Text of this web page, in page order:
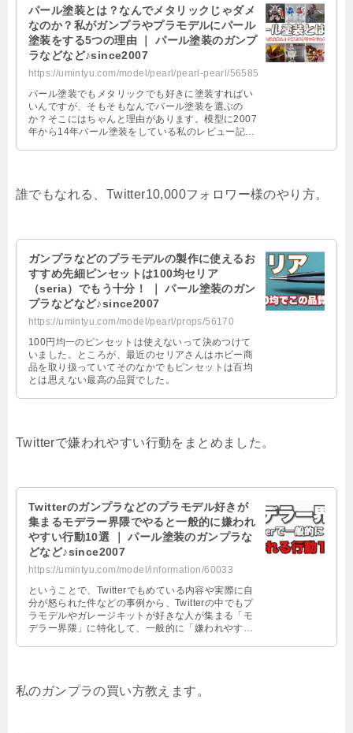
パール塗装とは？なんでメタリックじゃダメ
なのか？私がガンプラやプラモデルにパール
塗装をする5つの理由 ｜ パール塗装のガンプ
ラなどなど♪since2007
https://umintyu.com/model/pearl/pearl-pearl/56585
パール塗装でもメタリックでも好きに塗装すればい
いんですが、そもそもなんでパール塗装を選ぶの
か？そこにはちゃんと理由があります。模型に2007
年から14年パール塗装をしている私のレビュー記
誰でもなれる、Twitter10,000フォロワー様のやり方。
ガンプラなどのプラモデルの製作に使えるお
すすめ先細ピンセットは100均セリア
（seria）でもう十分！ ｜ パール塗装のガン
プラなどなど♪since2007
https://umintyu.com/model/pearl/props/56170
100円均一のピンセットは使えないって決めつけて
いました。ところが、最近のセリアさんはホビー商
品を取り扱っていてそのなかでもピンセットは百均
とは思えない最高の品質でした。
Twitterで嫌われやすい行動をまとめました。
Twitterのガンプラなどのプラモデル好きが
集まるモデラー界隈でやると一般的に嫌われ
やすい行動10選 ｜ パール塗装のガンプラな
どなど♪since2007
https://umintyu.com/model/information/60033
ということで、Twitterでもめている内容や実際に自
分が怒られた件などの事例から、Twitterの中でもプ
ラモデルやガレージキットが好きな人が集まる「モ
デラー界隈」に特化して、一般的に「嫌われやす
私のガンプラの買い方教えます。